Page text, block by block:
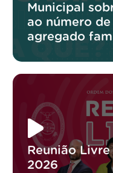
Municipal
ao número
agregado
Reunião
2026